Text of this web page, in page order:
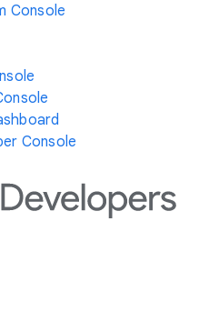
Console
Console